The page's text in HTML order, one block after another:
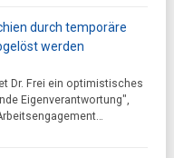
durch temporäre
werden
Dr. Frei ein optimistisches
Eigenverantwortung",